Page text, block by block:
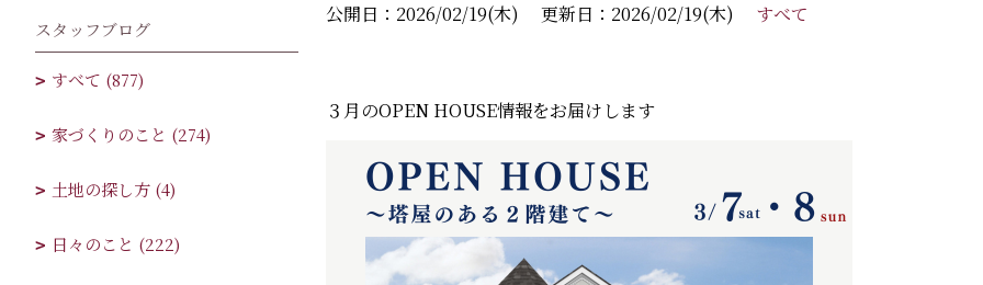
公開日：2026/02/19(木) 更新日：2026/02/19(木) すべて
３月のOPEN HOUSE情報をお届けします
スタッフブログ
すべて (877)
家づくりのこと (274)
土地の探し方 (4)
日々のこと (222)